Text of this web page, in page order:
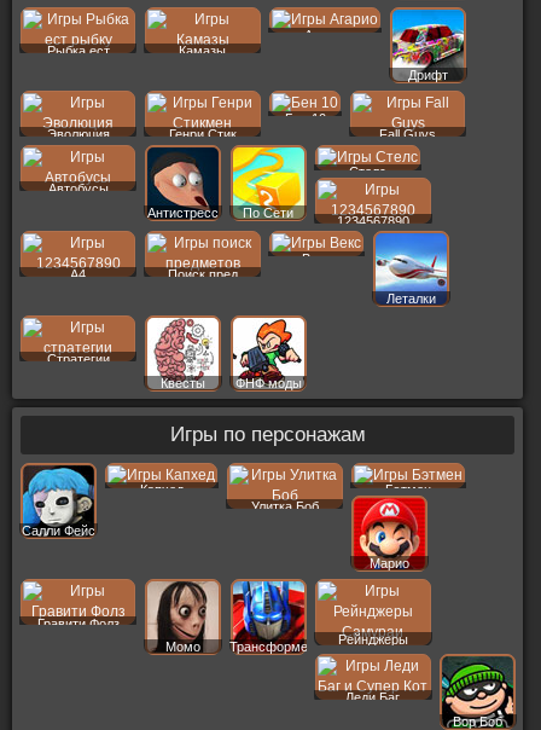
Рыбка ест Камазы
Агарио
Дрифт
Эволюция Генри Стик
Бен 10
Fall Guys
Автобусы
Антистресс
По Сети
Стелс
1234567890
A4 Поиск пред
Векс
Леталки
Стратегии
Квесты
ФНФ моды
Игры по персонажам
Салли Фейс
Капхед
Улитка Боб
Бэтмен
Марио
Гравити Фолз
Момо
Трансформеры
Рейнджеры
Леди Баг
Вор Боб